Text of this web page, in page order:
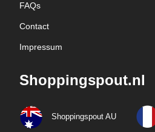
FAQs
Contact
Impressum
Shoppingspout.nl
Shoppingspout AU